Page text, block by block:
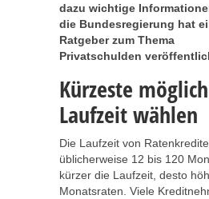
dazu wichtige
die Bundesregierung hat
Ratgeber zum Thema
Privatschulden
Kürzeste
Laufzeit wählen
Die Laufzeit von
üblicherweise 12 bis 120
kürzer die Laufzeit, desto
Monatsraten. Viele